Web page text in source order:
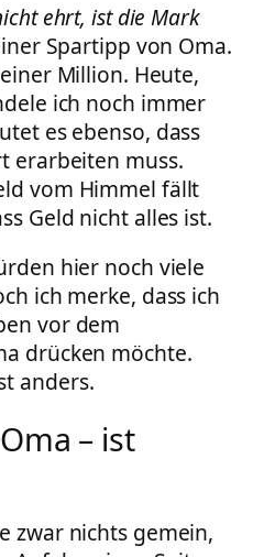
ehrt, ist die Mark
Spartipp von Oma.
Million. Heute,
ich noch immer
es ebenso, dass
erarbeiten muss.
vom Himmel fällt
Geld nicht alles ist.
hier noch viele
ich merke, dass ich
vor dem
drücken möchte.
anders.
– ist
zwar nichts gemein,